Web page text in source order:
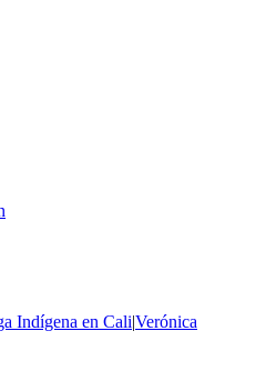
Indígena en Cali|Verónica